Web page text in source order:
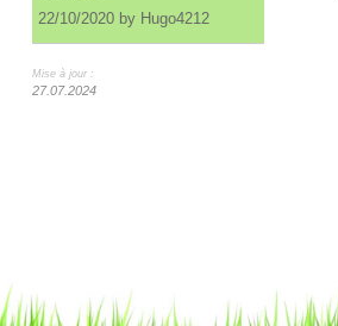
22/10/2020 by Hugo4212
Mise à jour :
27.07.2024